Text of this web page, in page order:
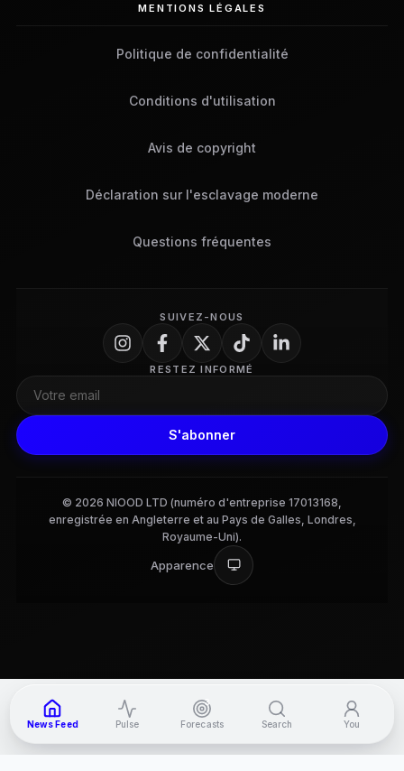
MENTIONS LÉGALES
Politique de confidentialité
Conditions d'utilisation
Avis de copyright
Déclaration sur l'esclavage moderne
Questions fréquentes
SUIVEZ-NOUS
RESTEZ INFORMÉ
S'abonner
© 2026 NIOOD LTD (numéro d'entreprise 17013168,
enregistrée en Angleterre et au Pays de Galles, Londres,
Royaume-Uni).
Apparence
News Feed Pulse
3
Forecasts Search You